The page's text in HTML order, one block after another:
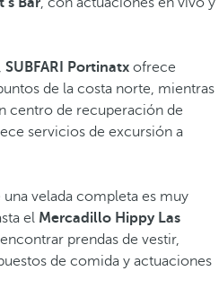
SUBFARI Portinatx ofrece
de la costa norte, mientras
centro de recuperación de
servicios de excursión a
velada completa es muy
el Mercadillo Hippy Las
prendas de vestir,
de comida y actuaciones